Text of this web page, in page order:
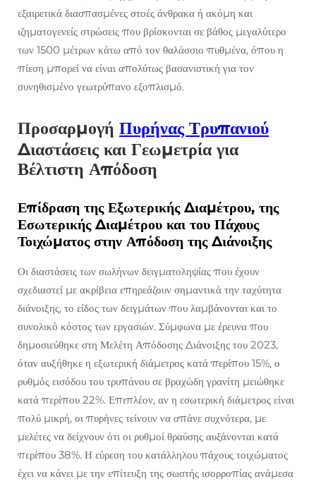
εξαιρετικά διασπασμένες στοές άνθρακα ή ακόμη και
ιζηματογενείς στρώσεις που βρίσκονται σε βάθος μεγαλύτερο
των 1500 μέτρων κάτω από τον θαλάσσιο πυθμένα, όπου η
πίεση μπορεί να είναι απολύτως βασανιστική για τον
συνηθισμένο γεωτρύπανο εξοπλισμό.
Προσαρμογή Πυρήνας Τρυπανιού
Διαστάσεις και Γεωμετρία για
Βέλτιστη Απόδοση
Επίδραση της Εξωτερικής Διαμέτρου, της
Εσωτερικής Διαμέτρου και του Πάχους
Τοιχώματος στην Απόδοση της Διάνοιξης
Οι διαστάσεις των σωλήνων δειγματοληψίας που έχουν
σχεδιαστεί με ακρίβεια επηρεάζουν σημαντικά την ταχύτητα
διάνοιξης, το είδος των δειγμάτων που λαμβάνονται και το
συνολικό κόστος των εργασιών. Σύμφωνα με έρευνα που
δημοσιεύθηκε στη Μελέτη Απόδοσης Διάνοιξης του 2023,
όταν αυξήθηκε η εξωτερική διάμετρος κατά περίπου 15%, ο
ρυθμός εισόδου του τρυπάνου σε βραχώδη γρανίτη μειώθηκε
κατά περίπου 22%. Επιπλέον, αν η εσωτερική διάμετρος είναι
πολύ μικρή, οι πυρήνες τείνουν να σπάνε συχνότερα, με
μελέτες να δείχνουν ότι οι ρυθμοί θραύσης αυξάνονται κατά
περίπου 38%. Η εύρεση του κατάλληλου πάχους τοιχώματος
έχει να κάνει με την επίτευξη της σωστής ισορροπίας ανάμεσα